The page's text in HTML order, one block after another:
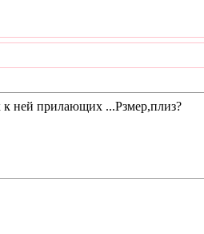
к ней прилающих ...Рзмер,плиз?